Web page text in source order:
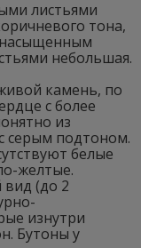
листьями
тона,
небольшая.
камень, по
с более
из
серым подтоном.
белые
желтые.
(до 2
изнутри
Бутоны у